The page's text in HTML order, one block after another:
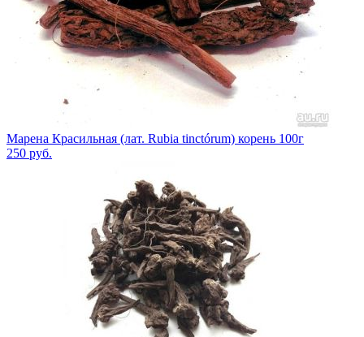
Марена Красильная (лат. Rubia tinctórum) корень 100г
250 руб.